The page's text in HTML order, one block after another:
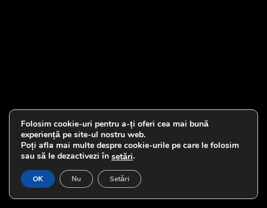
Folosim cookie-uri pentru a-ți oferi cea mai bună
experiență pe site-ul nostru web.
Poți afla mai multe despre cookie-urile pe care le folosim
sau să le dezactivezi în setări.
OK Nu Setări